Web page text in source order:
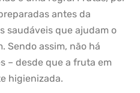
antes da
saudáveis que ajudam o
Sendo assim, não há
– desde que a fruta em
higienizada.